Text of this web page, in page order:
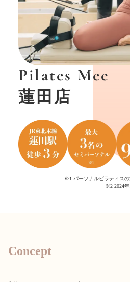
Pilates Mee
蓮田店
※1 パーソナルピラティス
※2 2024年
…
Concept